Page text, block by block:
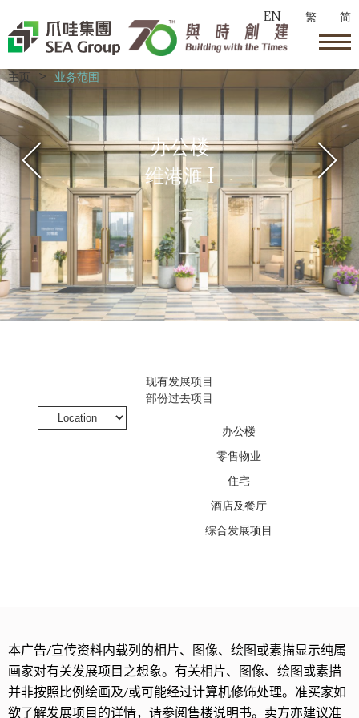
EN 繁 简
主页 > 业务范围
办公楼
维港滙 III
办公楼
维港滙 I
现有发展项目
部份过去项目
办公楼
零售物业
住宅
酒店及餐厅
综合发展项目
本广告/宣传资料内载列的相片、图像、绘图或素描显示纯属
画家对有关发展项目之想象。有关相片、图像、绘图或素描
并非按照比例绘画及/或可能经过计算机修饰处理。准买家如
欲了解发展项目的详情，请参阅售楼说明书。卖方亦建议准